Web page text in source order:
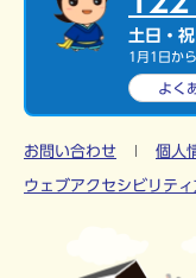
土日・
1月1日か
よく
お問い合わせ 個人
ウェブアクセシビリテ